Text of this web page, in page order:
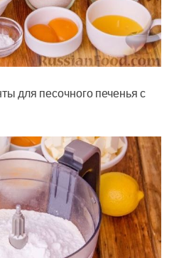
для песочного печенья с